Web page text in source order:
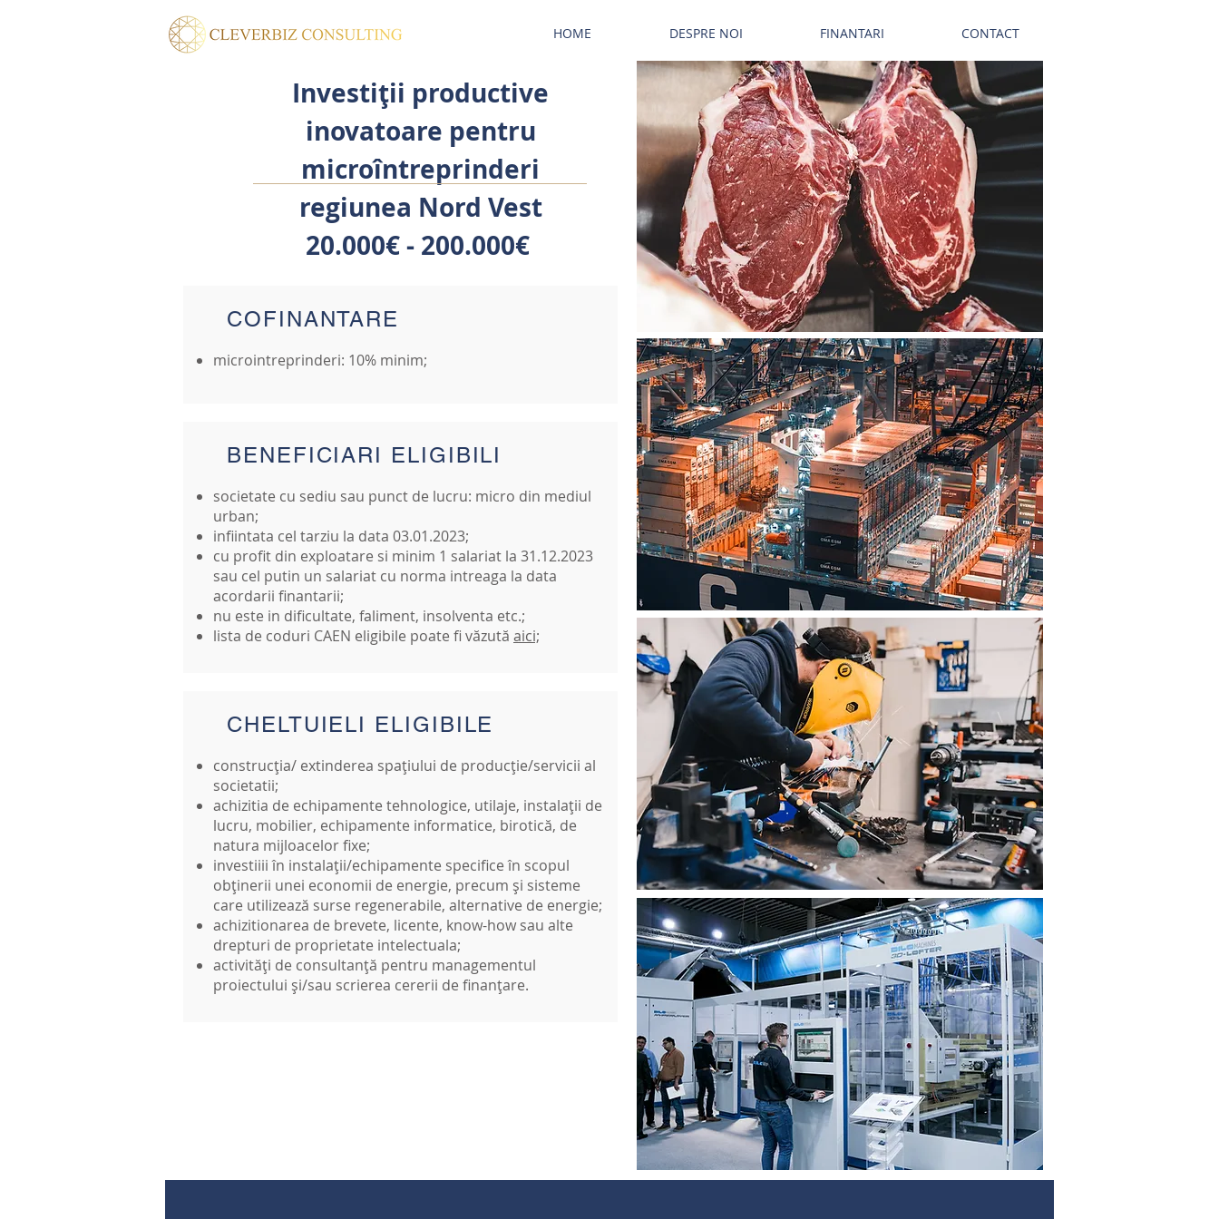
HOME DESPRE NOI FINANTARI CONTACT
Investiții productive
inovatoare pentru
microîntreprinderi
regiunea Nord Vest
20.000€ - 200.000€
COFINANTARE
microintreprinderi: 10% minim;
BENEFICIARI ELIGIBILI
societate cu sediu sau punct de lucru: micro din mediul
urban;
infiintata cel tarziu la data 03.01.2023;
cu profit din exploatare si minim 1 salariat la 31.12.2023
sau cel putin un salariat cu norma intreaga la data
acordarii finantarii;
nu este in dificultate, faliment, insolventa etc.;
lista de coduri CAEN eligibile poate fi văzută aici;
CHELTUIELI ELIGIBILE
construcția/ extinderea spațiului de producție/servicii al
societatii;
achizitia de echipamente tehnologice, utilaje, instalații de
lucru, mobilier, echipamente informatice, birotică, de
natura mijloacelor fixe;
investiiii în instalații/echipamente specifice în scopul
obținerii unei economii de energie, precum și sisteme
care utilizează surse regenerabile, alternative de energie;
achizitionarea de brevete, licente, know-how sau alte
drepturi de proprietate intelectuala;
activități de consultanță pentru managementul
proiectului și/sau scrierea cererii de finanțare.